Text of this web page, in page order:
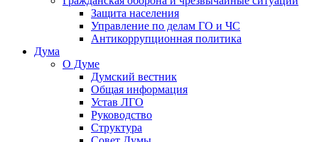
Защита населения
Управление по делам ГО и ЧС
Антикоррупционная политика
Дума
О Думе
Думский вестник
Общая информация
Устав ЛГО
Руководство
Структура